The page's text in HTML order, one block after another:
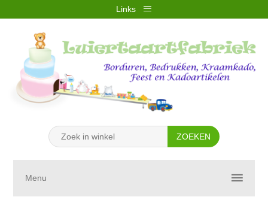
Links
REGISTREREN
WINKELWAGEN (0)
Menu